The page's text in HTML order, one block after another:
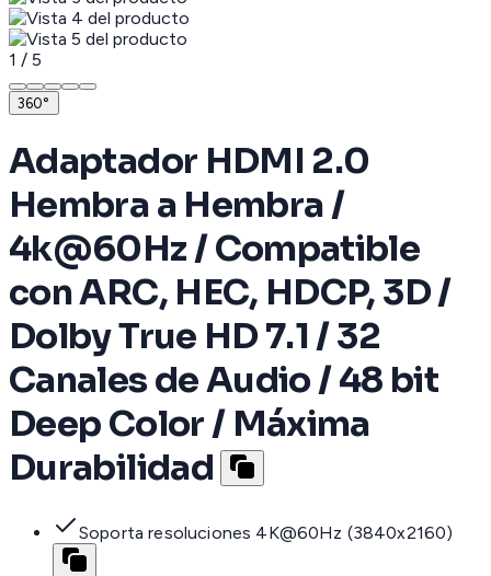
1 / 5
360°
Adaptador HDMI 2.0
Hembra a Hembra /
4k@60Hz / Compatible
con ARC, HEC, HDCP, 3D /
Dolby True HD 7.1 / 32
Canales de Audio / 48 bit
Deep Color / Máxima
Durabilidad
Soporta resoluciones 4K@60Hz (3840x2160)